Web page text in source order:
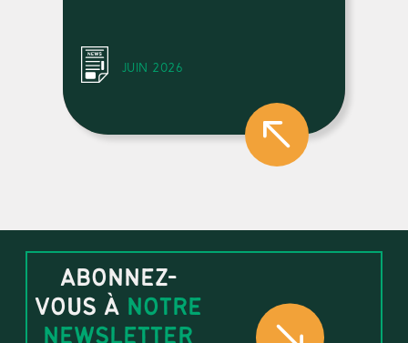
JUIN 2026
ABONNEZ-
VOUS À NOTRE
NEWSLETTER